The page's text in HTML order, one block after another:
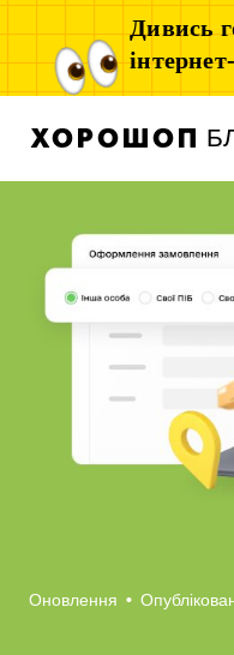
Дивись
Оновлення •